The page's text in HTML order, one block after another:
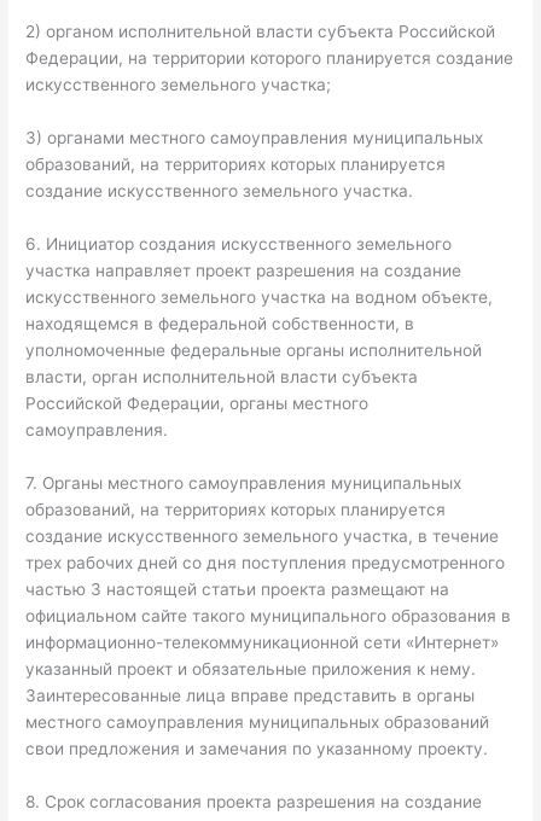
2) органом исполнительной власти субъекта Российской
Федерации, на территории которого планируется создание
искусственного земельного участка;
3) органами местного самоуправления муниципальных
образований, на территориях которых планируется
создание искусственного земельного участка.
6. Инициатор создания искусственного земельного
участка направляет проект разрешения на создание
искусственного земельного участка на водном объекте,
находящемся в федеральной собственности, в
уполномоченные федеральные органы исполнительной
власти, орган исполнительной власти субъекта
Российской Федерации, органы местного
самоуправления.
7. Органы местного самоуправления муниципальных
образований, на территориях которых планируется
создание искусственного земельного участка, в течение
трех рабочих дней со дня поступления предусмотренного
частью 3 настоящей статьи проекта размещают на
официальном сайте такого муниципального образования в
информационно-телекоммуникационной сети «Интернет»
указанный проект и обязательные приложения к нему.
Заинтересованные лица вправе представить в органы
местного самоуправления муниципальных образований
свои предложения и замечания по указанному проекту.
8. Срок согласования проекта разрешения на создание